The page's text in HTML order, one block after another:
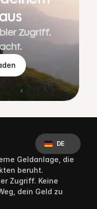
Zugriff.
Select Language
DE
Geldanlage, die
beruht.
Zugriff. Keine
dein Geld zu